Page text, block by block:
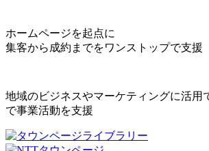
ホームページを起点に
集客から成約までをワンストップで支援
地域のビジネスやマーケティングに活用
で事業活動を支援